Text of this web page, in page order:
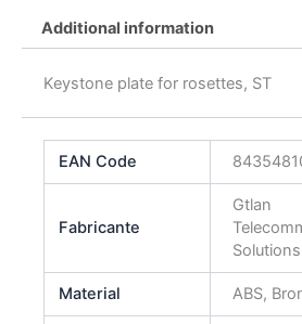
Additional information
Keystone plate for rosettes, ST
EAN Code
Fabricante
Gtlan
Solutions
Material ABS,